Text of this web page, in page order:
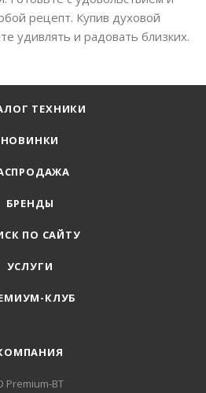
рецепт. Купив духовой
удивлять и радовать близких.
ТЕХНИКИ
НОВИНКИ
БРЕНДЫ
ПО САЙТУ
УСЛУГИ
КЛУБ
Premium-BT